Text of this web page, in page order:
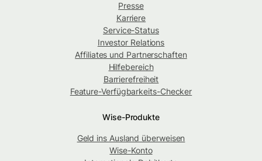
Presse
Karriere
Service-Status
Investor Relations
Affiliates und Partnerschaften
Hilfebereich
Barrierefreiheit
Feature-Verfügbarkeits-Checker
Wise-Produkte
Geld ins Ausland überweisen
Wise-Konto